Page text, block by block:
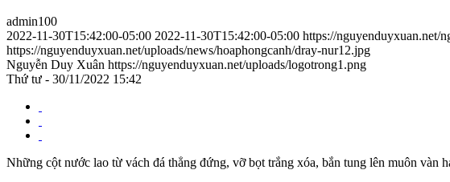
admin100
2022-11-30T15:42:00-05:00 2022-11-30T15:42:00-05:00 https://nguyenduyxuan.net/
https://nguyenduyxuan.net/uploads/news/hoaphongcanh/dray-nur12.jpg
Nguyễn Duy Xuân https://nguyenduyxuan.net/uploads/logotrong1.png
Thứ tư - 30/11/2022 15:42
Những cột nước lao từ vách đá thẳng đứng, vỡ bọt trắng xóa, bắn tung lên muôn